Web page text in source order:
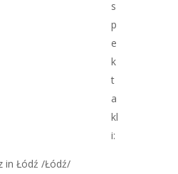
s
p
e
k
t
a
kl
i:
in Łódź /Łódź/